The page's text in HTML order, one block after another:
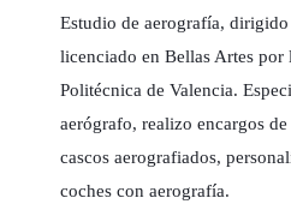
Estudio de aerografía,
licenciado en Bellas Artes por
Politécnica de Valencia.
aerógrafo, realizo encargos
cascos aerografiados,
coches con aerografía.